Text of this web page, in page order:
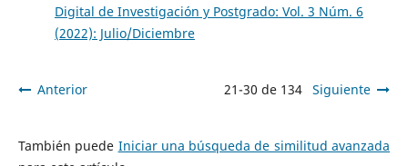
Digital de Investigación y Postgrado: Vol. 3 Núm. 6
(2022): Julio/Diciembre
Anterior 21-30 de 134 Siguiente
También puede Iniciar una búsqueda de similitud avanzada